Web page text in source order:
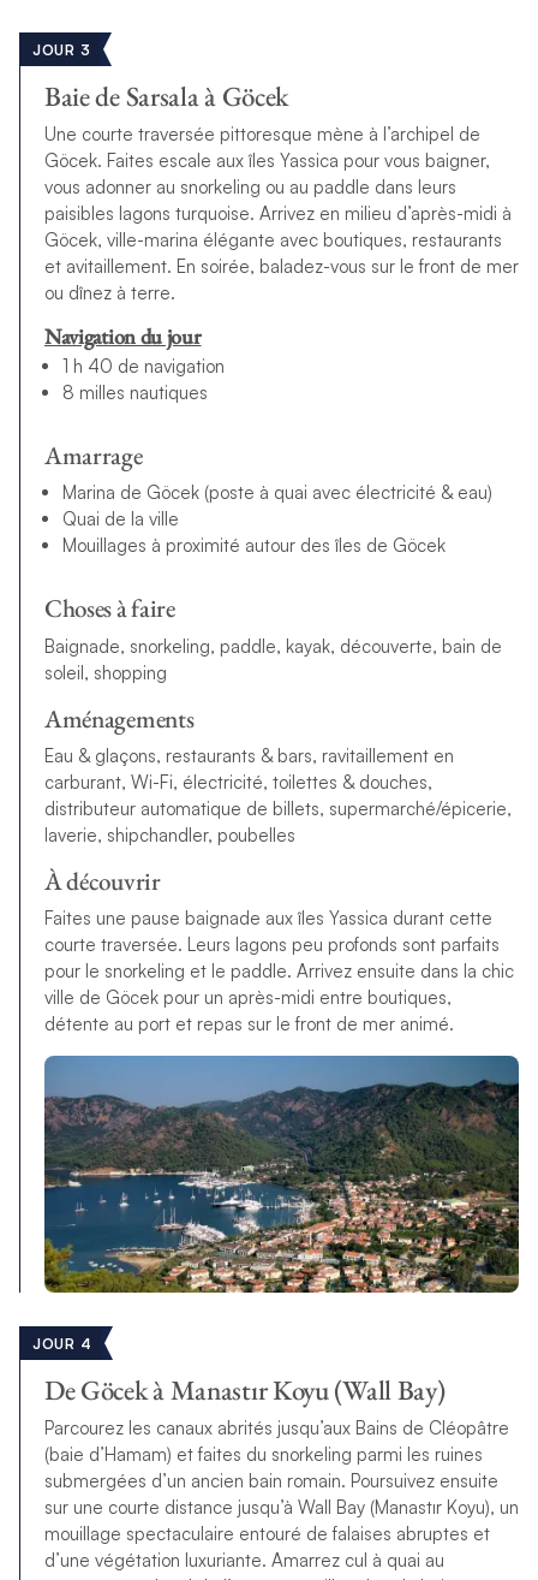
JOUR 3
Baie de Sarsala à Göcek
Une courte traversée pittoresque mène à l’archipel de
Göcek. Faites escale aux îles Yassica pour vous baigner,
vous adonner au snorkeling ou au paddle dans leurs
paisibles lagons turquoise. Arrivez en milieu d’après-midi à
Göcek, ville-marina élégante avec boutiques, restaurants
et avitaillement. En soirée, baladez-vous sur le front de mer
ou dînez à terre.
Navigation du jour
1 h 40 de navigation
8 milles nautiques
Amarrage
Marina de Göcek (poste à quai avec électricité & eau)
Quai de la ville
Mouillages à proximité autour des îles de Göcek
Choses à faire
Baignade, snorkeling, paddle, kayak, découverte, bain de
soleil, shopping
Aménagements
Eau & glaçons, restaurants & bars, ravitaillement en
carburant, Wi-Fi, électricité, toilettes & douches,
distributeur automatique de billets, supermarché/épicerie,
laverie, shipchandler, poubelles
À découvrir
Faites une pause baignade aux îles Yassica durant cette
courte traversée. Leurs lagons peu profonds sont parfaits
pour le snorkeling et le paddle. Arrivez ensuite dans la chic
ville de Göcek pour un après-midi entre boutiques,
détente au port et repas sur le front de mer animé.
JOUR 4
De Göcek à Manastır Koyu (Wall Bay)
Parcourez les canaux abrités jusqu’aux Bains de Cléopâtre
(baie d’Hamam) et faites du snorkeling parmi les ruines
submergées d’un ancien bain romain. Poursuivez ensuite
sur une courte distance jusqu’à Wall Bay (Manastır Koyu), un
mouillage spectaculaire entouré de falaises abruptes et
d’une végétation luxuriante. Amarrez cul à quai au